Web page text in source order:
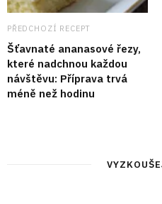
PŘEDCHOZÍ RECEPT
Šťavnaté ananasové řezy,
které nadchnou každou
návštěvu: Příprava trvá
méně než hodinu